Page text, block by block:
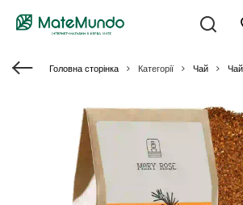
Головна сторінка Категорії Чай